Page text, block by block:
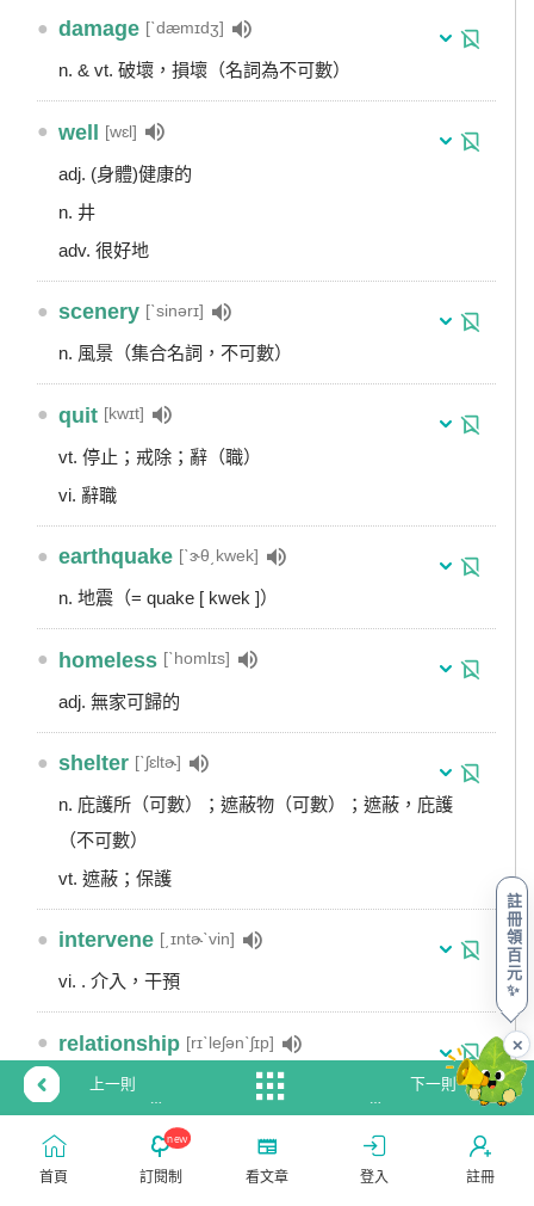
註
冊
領
百
元
✨
✕
首頁
new
訂閱制 看文章 登入 註冊
● damage [ˋdæmɪdʒ]
n. & vt. 破壞，損壞（名詞為不可數）
● well [wɛl]
adj. (身體)健康的
n. 井
adv. 很好地
● scenery [ˋsinərɪ]
n. 風景（集合名詞，不可數）
● quit [kwɪt]
vt. 停止；戒除；辭（職）
vi. 辭職
● earthquake [ˋɝθ͵kwek]
n. 地震（= quake [ kwek ]）
● homeless [ˋhomlɪs]
adj. 無家可歸的
● shelter [ˋʃɛltɚ]
n. 庇護所（可數）；遮蔽物（可數）；遮蔽，庇護
（不可數）
vt. 遮蔽；保護
● intervene [͵ɪntɚˋvin]
vi. . 介入，干預
● relationship [rɪˋleʃənˋʃɪp]
n. （人、團體之間的）關係 / 往來；（兩物 之間
的）關係；戀愛關係
● environment [ɪnˋvaɪrənmənt]
上一則
【Collocations
集
合】
下一則
【英
整
聊